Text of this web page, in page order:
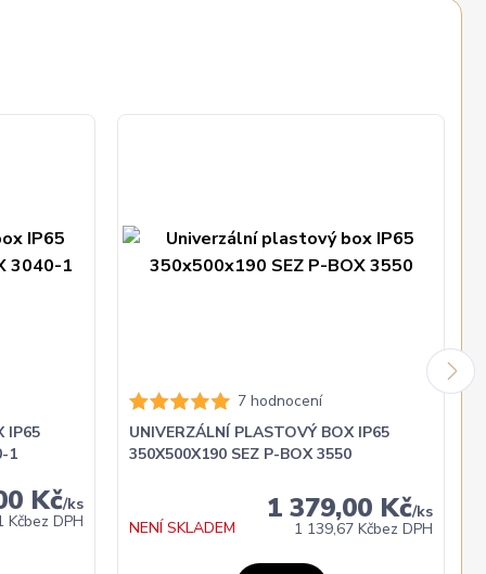
IP65
1
Kč/ks
Kčbez DPH
7 hodnocení
UNIVERZÁLNÍ PLASTOVÝ BOX IP65
350X500X190 SEZ P-BOX 3550
1 379,00 Kč/ks
1 139,67 Kčbez DPH
NENÍ SKLADEM